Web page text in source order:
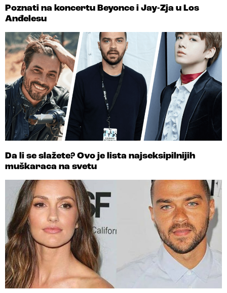
Poznati na koncertu Beyonce i Jay-Zja u Los
Anđelesu
Da li se slažete? Ovo je lista najseksipilnijih
muškaraca na svetu